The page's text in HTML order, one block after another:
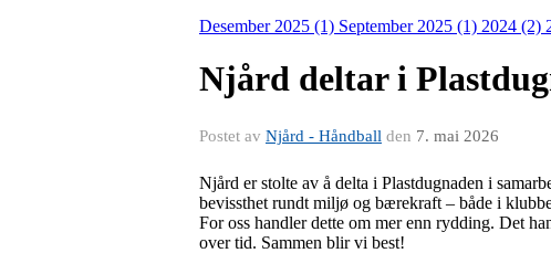
Desember 2025 (1) September 2025 (1) 2024 (2)
Njård deltar i
Postet av Njård - Håndball den 7. mai 2026
Njård er stolte av å delta i Plastdugnaden i
bevissthet rundt miljø og bærekraft – både i
For oss handler dette om mer enn rydding. Det
over tid. Sammen blir vi best!